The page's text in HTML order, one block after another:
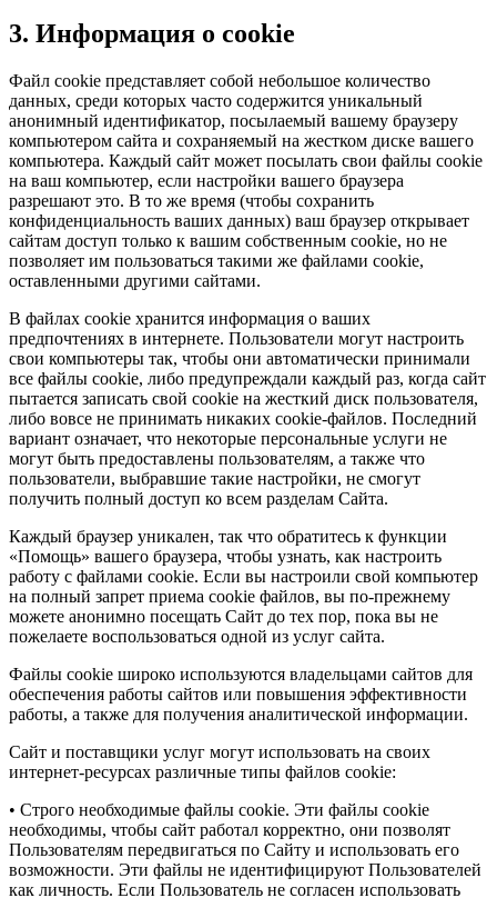
3. Информация о cookie
Файл cookie представляет собой небольшое количество
данных, среди которых часто содержится уникальный
анонимный идентификатор, посылаемый вашему браузеру
компьютером сайта и сохраняемый на жестком диске вашего
компьютера. Каждый сайт может посылать свои файлы cookie
на ваш компьютер, если настройки вашего браузера
разрешают это. В то же время (чтобы сохранить
конфиденциальность ваших данных) ваш браузер открывает
сайтам доступ только к вашим собственным cookie, но не
позволяет им пользоваться такими же файлами cookie,
оставленными другими сайтами.
В файлах cookie хранится информация о ваших
предпочтениях в интернете. Пользователи могут настроить
свои компьютеры так, чтобы они автоматически принимали
все файлы cookie, либо предупреждали каждый раз, когда сайт
пытается записать свой cookie на жесткий диск пользователя,
либо вовсе не принимать никаких cookie-файлов. Последний
вариант означает, что некоторые персональные услуги не
могут быть предоставлены пользователям, а также что
пользователи, выбравшие такие настройки, не смогут
получить полный доступ ко всем разделам Сайта.
Каждый браузер уникален, так что обратитесь к функции
«Помощь» вашего браузера, чтобы узнать, как настроить
работу с файлами cookie. Если вы настроили свой компьютер
на полный запрет приема cookie файлов, вы по-прежнему
можете анонимно посещать Сайт до тех пор, пока вы не
пожелаете воспользоваться одной из услуг сайта.
Файлы cookie широко используются владельцами сайтов для
обеспечения работы сайтов или повышения эффективности
работы, а также для получения аналитической информации.
Сайт и поставщики услуг могут использовать на своих
интернет-ресурсах различные типы файлов cookie:
• Строго необходимые файлы cookie. Эти файлы cookie
необходимы, чтобы сайт работал корректно, они позволят
Пользователям передвигаться по Сайту и использовать его
возможности. Эти файлы не идентифицируют Пользователей
как личность. Если Пользователь не согласен использовать